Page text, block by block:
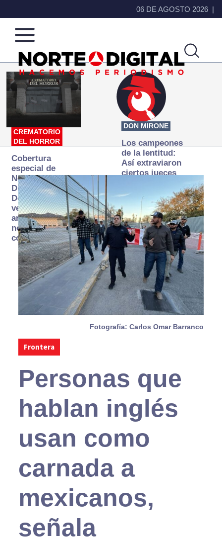
06 DE AGOSTO 2026
Norte
de
Ciudad
Más
que
noticias,
hacemos periodismo
CREMATORIO
DEL HORROR
Cobertura
especial de
Norte
Digital:
Donde la
verdad
arde… pero
no se
consume
DON MIRONE
Los campeones
de la lentitud:
Así extraviaron
ciertos jueces
expedita
Fotografía: Carlos Omar Barranco
Frontera
Personas que
hablan inglés
usan como
carnada a
mexicanos,
señala